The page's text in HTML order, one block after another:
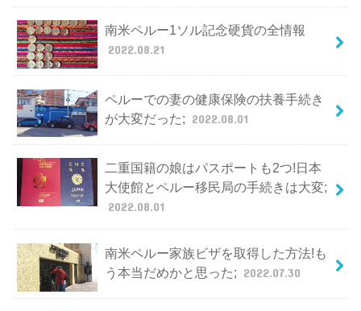
南米ペルー1ソル記念硬貨の全情報
2022.08.21
ペルーでの妻の健康保険の扶養手続き
が大変だった; 2022.08.01
二重国籍の娘はパスポートも2つ!日本
大使館とペルー移民局の手続きは大変;
2022.08.01
南米ペルー家族ビザを取得した方法!も
う本当だめかと思った; 2022.07.30